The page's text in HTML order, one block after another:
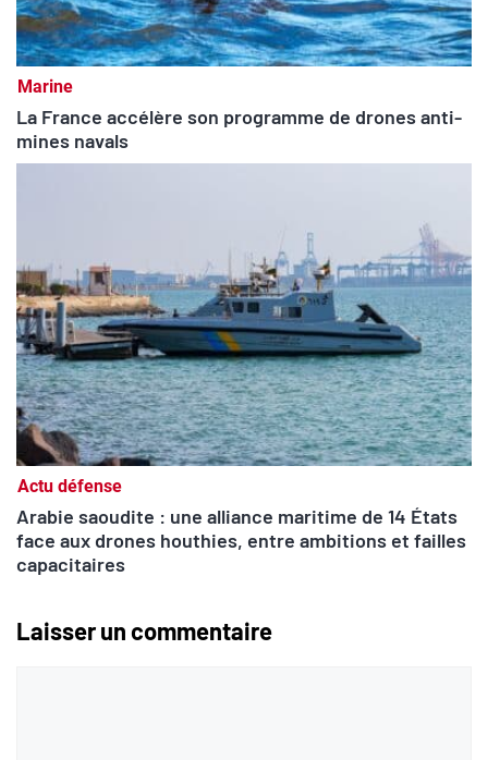
Marine
La France accélère son programme de drones anti-
mines navals
Actu défense
Arabie saoudite : une alliance maritime de 14 États
face aux drones houthies, entre ambitions et failles
capacitaires
Laisser un commentaire